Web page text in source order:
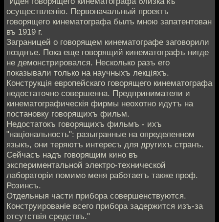
осуществленiю. Первоначальный проектъ
говорящего кинематографа былъ мною запатентован
въ 1919 г.
Заграницей о говорящем кинематографе заговорили
позднъе. Пока еще говорящий кинематографъ нигде
не демонстрировался. Несколько разъ его
показывали только на научныхъ лекцiяхъ.
Конструкцiя европейскaго говорящего кинематографа
недостаточно совершенна. Предприниматели и
кинематографическiя фирмы неохотно идутъ на
постановку говорящихъ фильм.
Недостатокъ говорящихъ фильмъ - ихъ
"нацiональность": разыгранные на определенном
языкъ, они теряютъ интересъ для другихъ странъ.
Сейчасъ надъ говорящим кино въ
экспериментальной электро-технической
лабораторiи помимо меня работаетъ также проф.
Розинсъ.
Отдельныя части прибора совершенствуются.
Конструированiе всего прибора задержится изъ-за
отсутствiя средствъ."